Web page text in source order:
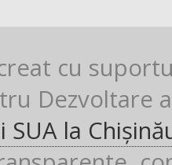
cu
Dezvoltare
SUA la